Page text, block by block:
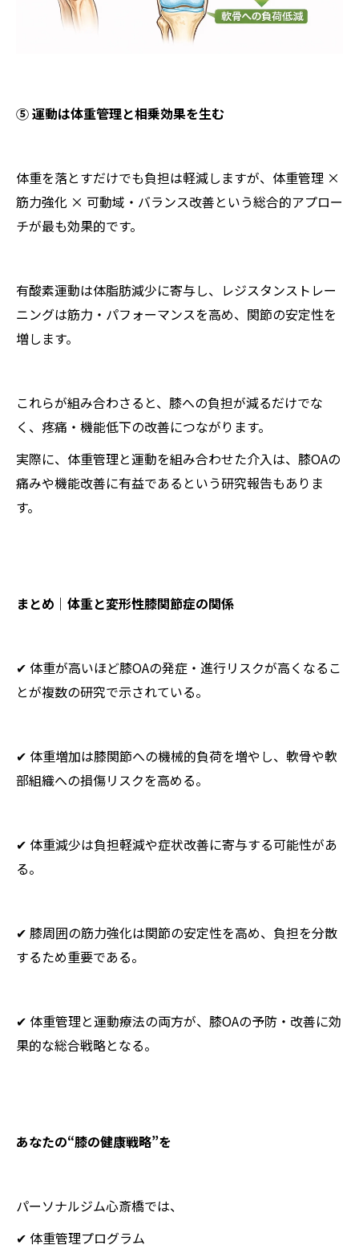
⑤ 運動は体重管理と相乗効果を生む
体重を落とすだけでも負担は軽減しますが、体重管理 ×
筋力強化 × 可動域・バランス改善という総合的アプロー
チが最も効果的です。
有酸素運動は体脂肪減少に寄与し、レジスタンストレー
ニングは筋力・パフォーマンスを高め、関節の安定性を
増します。
これらが組み合わさると、膝への負担が減るだけでな
く、疼痛・機能低下の改善につながります。
実際に、体重管理と運動を組み合わせた介入は、膝OAの
痛みや機能改善に有益であるという研究報告もありま
す。
まとめ｜体重と変形性膝関節症の関係
✔ 体重が高いほど膝OAの発症・進行リスクが高くなるこ
とが複数の研究で示されている。
✔ 体重増加は膝関節への機械的負荷を増やし、軟骨や軟
部組織への損傷リスクを高める。
✔ 体重減少は負担軽減や症状改善に寄与する可能性があ
る。
✔ 膝周囲の筋力強化は関節の安定性を高め、負担を分散
するため重要である。
✔ 体重管理と運動療法の両方が、膝OAの予防・改善に効
果的な総合戦略となる。
あなたの“膝の健康戦略”を
パーソナルジム心斎橋では、
✔ 体重管理プログラム